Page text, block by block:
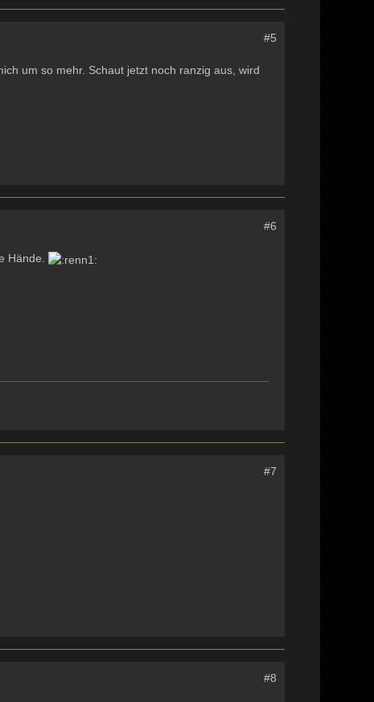
#5
um so mehr. Schaut jetzt noch ranzig aus, wird
#6
Hände.
#7
#8